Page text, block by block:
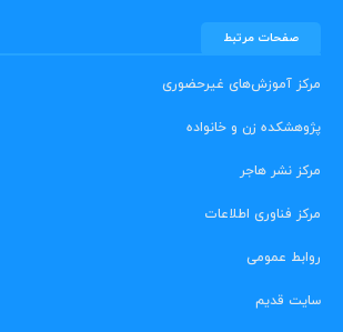
صفحات مرتبط
مرکز آموزش‌های غیرحضوری
پژوهشکده زن و خانواده
مرکز نشر هاجر
مرکز فناوری اطلاعات
روابط عمومی
سایت قدیم